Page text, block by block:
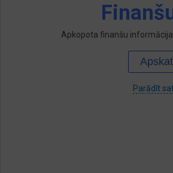
Apkopota finanšu
Parādīt